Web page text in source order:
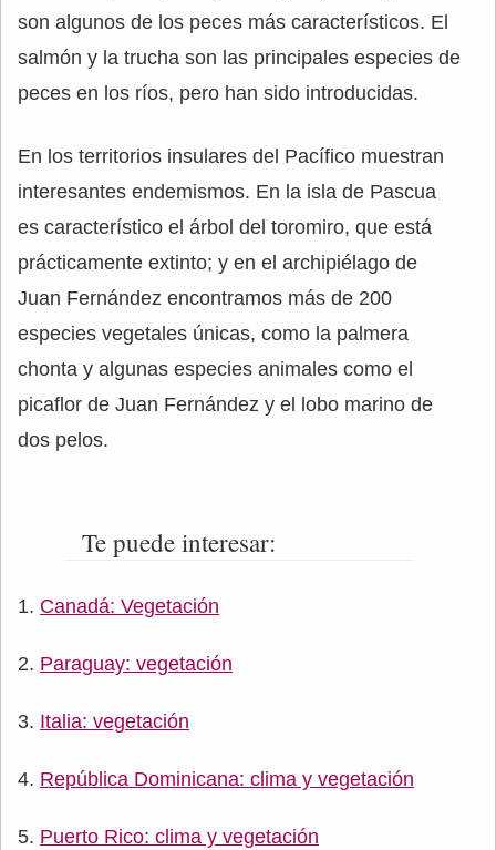
son algunos de los peces más característicos. El
salmón y la trucha son las principales especies de
peces en los ríos, pero han sido introducidas.
En los territorios insulares del Pacífico muestran
interesantes endemismos. En la isla de Pascua
es característico el árbol del toromiro, que está
prácticamente extinto; y en el archipiélago de
Juan Fernández encontramos más de 200
especies vegetales únicas, como la palmera
chonta y algunas especies animales como el
picaflor de Juan Fernández y el lobo marino de
dos pelos.
Te puede interesar:
Canadá: Vegetación
Paraguay: vegetación
Italia: vegetación
República Dominicana: clima y vegetación
Puerto Rico: clima y vegetación